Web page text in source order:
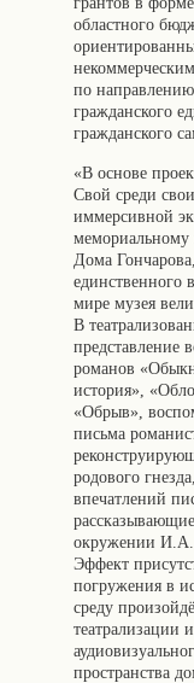
областного
по
гражданского
гражданского
«В основе
Свой среди
иммерсивной
мемориальному
Дома Гончарова,
единственного
мире музея
В
представление
романов
история»,
«Обрыв»,
письма
родового
впечатлений
окружении И.А.
Эффект
погружения в
среду
театрализации и
пространства